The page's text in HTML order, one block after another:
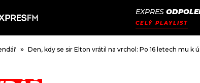
JAK
NALADIT
EXPRES
CELÝ PLAYLIST
Den, kdy se sir Elton vrátil na vrchol: Po 16 letech mu k